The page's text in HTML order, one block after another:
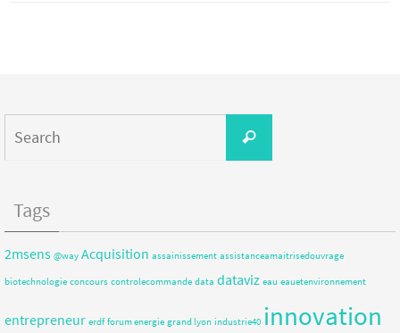
Tags
2msens @way Acquisition assainissement assistanceamaitrisedouvrage
biotechnologie concours controlecommande data dataviz eau eauetenvironnement
entrepreneur erdf forum energie grand lyon industrie40 innovation